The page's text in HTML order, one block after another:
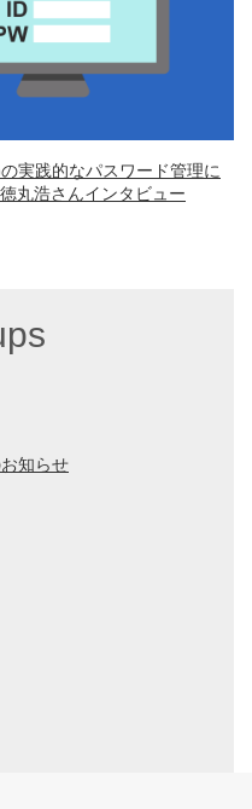
実践的なパスワード管理に
丸浩さんインタビュー
知らせ